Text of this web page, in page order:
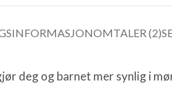
OMTALER (2)
deg og barnet mer synlig i